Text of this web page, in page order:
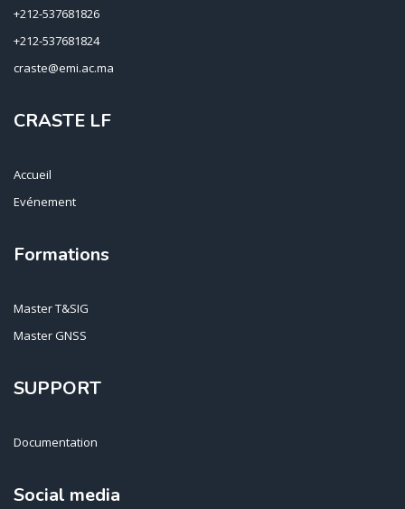
+212-537681826
+212-537681824
craste@emi.ac.ma
CRASTE LF
Accueil
Evénement
Formations
Master T&SIG
Master GNSS
SUPPORT
Documentation
Social media